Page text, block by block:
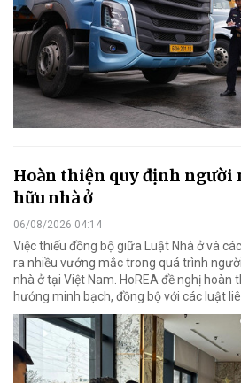
Hoàn thiện quy định người
hữu nhà ở
06/08/2026 04:14
Việc thiếu đồng bộ giữa Luật Nhà ở và
ra nhiều vướng mắc trong quá trình
nhà ở tại Việt Nam. HoREA đề nghị hoàn
hướng minh bạch, đồng bộ với các luật